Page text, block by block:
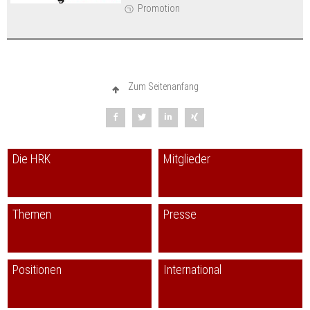
Promotion
Zum Seitenanfang
Die HRK Mitglieder
Themen Presse
Positionen International